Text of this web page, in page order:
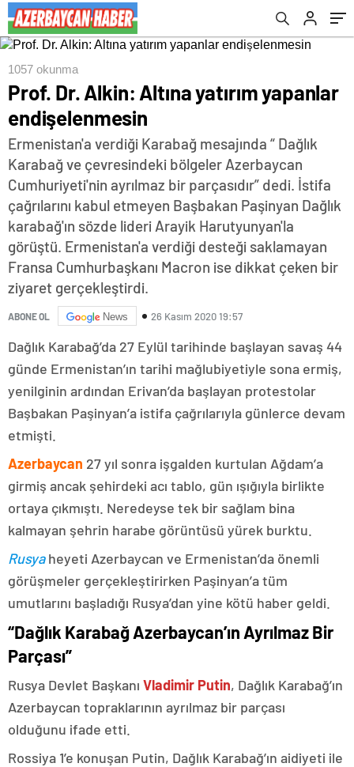
1057 okunma
Prof. Dr. Alkin: Altına yatırım yapanlar
endişelenmesin
Ermenistan'a verdiği Karabağ mesajında “ Dağlık
Karabağ ve çevresindeki bölgeler Azerbaycan
Cumhuriyeti'nin ayrılmaz bir parçasıdır” dedi. İstifa
çağrılarını kabul etmeyen Başbakan Paşinyan Dağlık
karabağ'ın sözde lideri Arayik Harutyunyan'la
görüştü. Ermenistan'a verdiği desteği saklamayan
Fransa Cumhurbaşkanı Macron ise dikkat çeken bir
ziyaret gerçekleştirdi.
ABONE OL News 26 Kasım 2020 19:57
Dağlık Karabağ’da 27 Eylül tarihinde başlayan savaş 44
günde Ermenistan’ın tarihi mağlubiyetiyle sona ermiş,
yenilginin ardından Erivan’da başlayan protestolar
Başbakan Paşinyan’a istifa çağrılarıyla günlerce devam
etmişti.
Azerbaycan 27 yıl sonra işgalden kurtulan Ağdam’a
girmiş ancak şehirdeki acı tablo, gün ışığıyla birlikte
ortaya çıkmıştı. Neredeyse tek bir sağlam bina
kalmayan şehrin harabe görüntüsü yürek burktu.
Rusyaheyeti Azerbaycan ve Ermenistan’da önemli
görüşmeler gerçekleştirirken Paşinyan’a tüm
umutlarını başladığı Rusya’dan yine kötü haber geldi.
“Dağlık Karabağ Azerbaycan’ın Ayrılmaz Bir
Parçası”
Rusya Devlet Başkanı Vladimir Putin, Dağlık Karabağ’ın
Azerbaycan topraklarının ayrılmaz bir parçası
olduğunu ifade etti.
Rossiya 1’e konuşan Putin, Dağlık Karabağ’ın aidiyeti ile